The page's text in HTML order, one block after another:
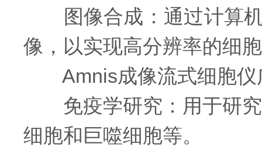
图像合成：通过计算机
像，以实现高分辨率的细
Amnis成像流式细胞仪
免疫学研究：用于研究
细胞和巨噬细胞等。